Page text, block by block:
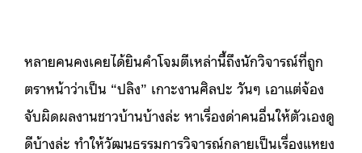
หลายคนคงเคยได้ยินคำโจมตีเหล่านี้ถึงนักวิจารณ์ที่ถูก
ตราหน้าว่าเป็น “ปลิง” เกาะงานศิลปะ วันๆ เอาแต่จ้อง
จับผิดผลงานชาวบ้านบ้างล่ะ หาเรื่องด่าคนอื่นให้ตัวเองดู
ดีบ้างล่ะ ทำให้วัฒนธรรมการวิจารณ์กลายเป็นเรื่องแหยง